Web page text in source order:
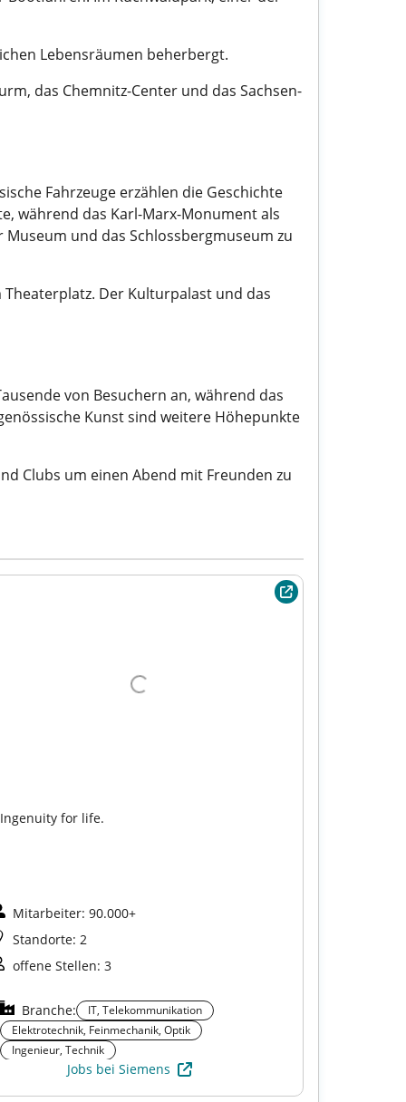
Lebensräumen beherbergt.
das Chemnitz-Center und das Sachsen-
Fahrzeuge erzählen die Geschichte
während das Karl-Marx-Monument als
und das Schlossbergmuseum zu
Der Kulturpalast und das
von Besuchern an, während das
Kunst sind weitere Höhepunkte
Clubs um einen Abend mit Freunden zu
Ingenuity for life.
Mitarbeiter: 90.000+
Standorte: 2
offene Stellen: 3
Branche:
IT, Telekommunikation
Elektrotechnik, Feinmechanik, Optik
Ingenieur, Technik
Jobs bei Siemens